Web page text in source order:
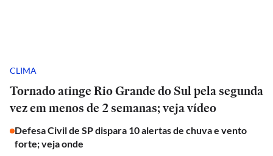
CLIMA
Tornado atinge Rio Grande do Sul pela segunda
vez em menos de 2 semanas; veja vídeo
Defesa Civil de SP dispara 10 alertas de chuva e vento
forte; veja onde